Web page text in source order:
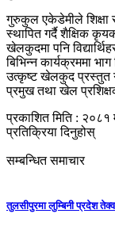
गुरुकुल एकेडेमीले शिक्षा
स्थापित गर्दै शैक्षिक
खेलकुदमा पनि
बिभिन्न कार्यक्रममा
उत्कृष्ट खेलकुद प्रस्तुत
प्रमुख तथा खेल
प्रकाशित मिति :
प्रतिक्रिया दिनुहोस्
सम्बन्धित समाचार
तुलसीपुरमा लुम्बिनी प्रदेश